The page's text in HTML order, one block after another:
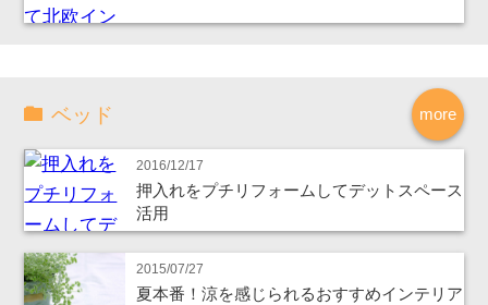
more
ベッド
2016/12/17
押入れをプチリフォームしてデットスペース
活用
2015/07/27
夏本番！涼を感じられるおすすめインテリア